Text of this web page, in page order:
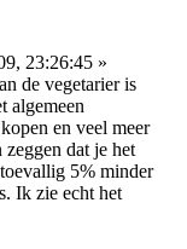
23:26:45 »
de vegetarier is
algemeen
en veel meer
dat je het
5% minder
Ik zie echt het